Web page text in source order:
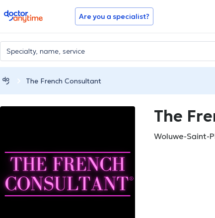
doctoranytime Are you a specialist?
The French Consultant
The
Woluwe-Saint-